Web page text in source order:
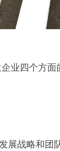
业四个方面
展战略和团